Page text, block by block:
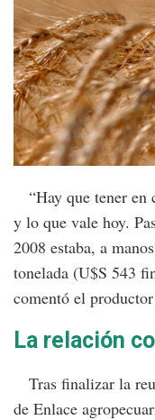
“Hay que tener en
y lo que vale hoy.
2008 estaba, a
tonelada (U$S 543
comentó el
La relación
Tras finalizar la
de Enlace